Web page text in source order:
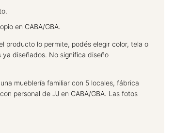
en CABA/GBA.
producto lo permite, podés elegir color, tela o
diseñados. No significa diseño
mueblería familiar con 5 locales, fábrica
personal de JJ en CABA/GBA. Las fotos